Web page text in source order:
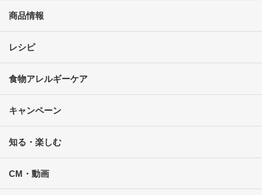
商品情報
レシピ
食物アレルギーケア
キャンペーン
知る・楽しむ
CM・動画